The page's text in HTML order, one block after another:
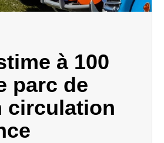
à 100
parc de
circulation